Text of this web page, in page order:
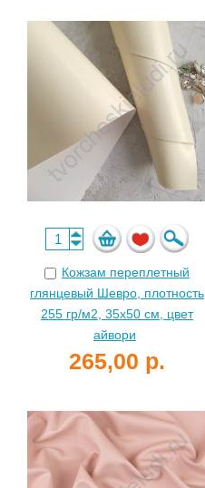
Кожзам переплетный
глянцевый Шевро, плотность
255 гр/м2, 35х50 см, цвет
айвори
265,00 р.